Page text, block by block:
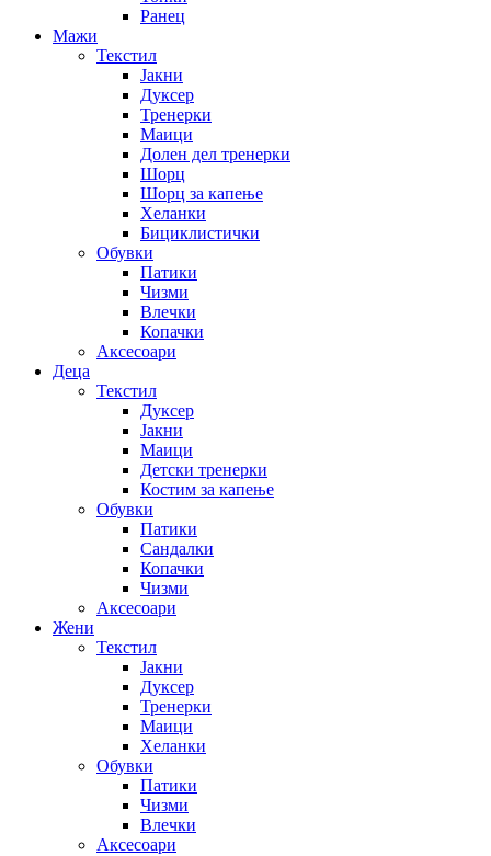
Ранец
Мажи
Текстил
Јакни
Дуксер
Тренерки
Маици
Долен дел тренерки
Шорц
Шорц за капење
Хеланки
Бициклистички
Обувки
Патики
Чизми
Влечки
Копачки
Аксесоари
Деца
Текстил
Дуксер
Јакни
Маици
Детски тренерки
Костим за капење
Обувки
Патики
Сандалки
Копачки
Чизми
Аксесоари
Жени
Текстил
Јакни
Дуксер
Тренерки
Маици
Хеланки
Обувки
Патики
Чизми
Влечки
Аксесоари